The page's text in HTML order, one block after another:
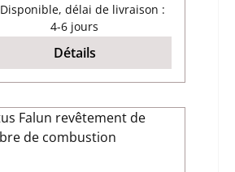
Disponible, délai de livraison :
4-6 jours
Détails